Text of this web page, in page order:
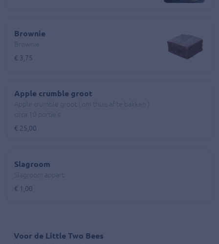
Brownie
€ 3,75
Apple crumble groot
€ 25,00
Slagroom
€ 1,00
Voor de Little Two Bees